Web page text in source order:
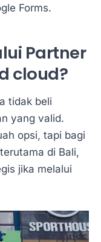
Forms.
Partner
cloud?
tidak beli
yang valid.
opsi, tapi bagi
di Bali,
jika melalui